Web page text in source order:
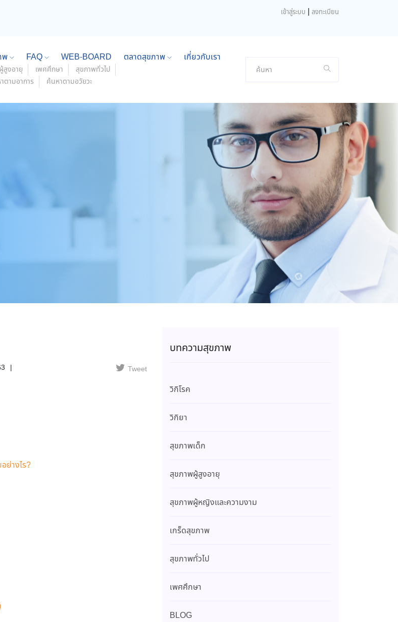
เข้าสู่ระบบ | ลงทะเบียน
พ FAQ WEB-BOARD ตลาดสุขภาพ เกี่ยวกับเรา
สูงอายุ เพศศึกษา
สุขภาพทั่วไป
ตามอาการ ค้นหาตามอวัยวะ
Tweet
ย่างไร?
บทความสุขภาพ
วิกิโรค
วิกิยา
สุขภาพเด็ก
สุขภาพผู้สูงอายุ
สุขภาพผู้หญิงและความงาม
เกร็ดสุขภาพ
สุขภาพทั่วไป
เพศศึกษา
BLOG